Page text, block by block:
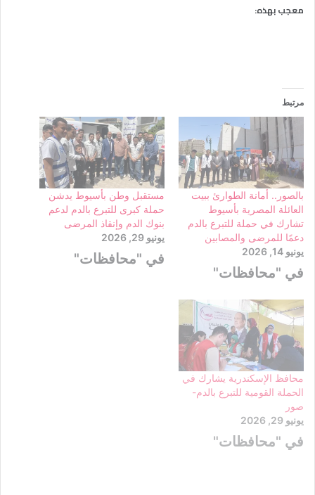
معجب بهذه:
مرتبط
بالصور.. أمانة الطوارئ ببيت
العائلة المصرية بأسيوط
تشارك في حملة للتبرع بالدم
دعمًا للمرضى والمصابين
يونيو 14, 2026
في "محافظات"
مستقبل وطن بأسيوط يدشن
حملة كبرى للتبرع بالدم لدعم
بنوك الدم وإنقاذ المرضى
يونيو 29, 2026
في "محافظات"
محافظ الإسكندرية يشارك في
الحملة القومية للتبرع بالدم-
صور
يونيو 29, 2026
في "محافظات"